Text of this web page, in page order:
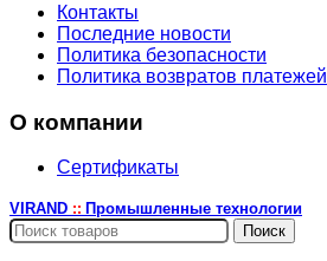
Контакты
Последние новости
Политика безопасности
Политика возвратов платежей
О компании
Сертификаты
VIRAND :: Промышленные технологии
Поиск